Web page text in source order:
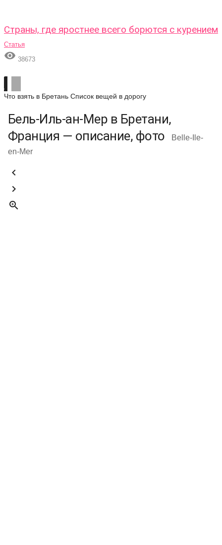
Страны, где яростнее всего борются с курением
Статья
 38673
Что взять в Бретань Список вещей в дорогу
Бель-Иль-ан-Мер в Бретани,
Франция — описание, фото
Belle-Ile-
en-Mer


